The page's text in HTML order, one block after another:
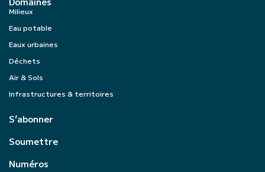
Milieux
Eau potable
Eaux urbaines
Déchets
Air & Sols
Infrastructures & territoires
S’abonner
Soumettre
Numéros